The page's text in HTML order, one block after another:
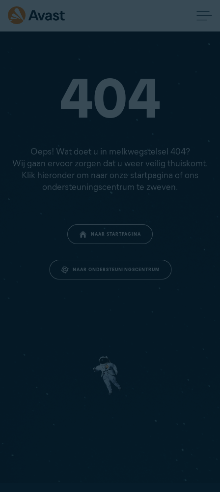
404
Oeps! Wat doet u in melkwegstelsel 404?
Wij gaan ervoor zorgen dat u weer veilig thuiskomt.
Klik hieronder om naar onze startpagina of ons
ondersteuningscentrum te zweven.
NAAR STARTPAGINA
NAAR ONDERSTEUNINGSCENTRUM